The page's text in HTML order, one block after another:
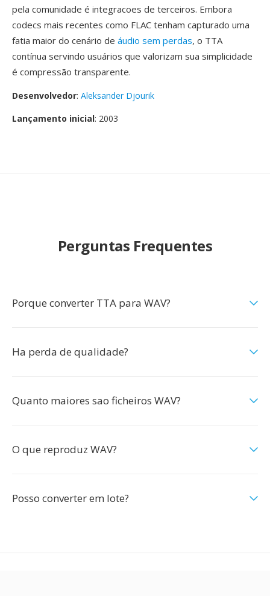
pela comunidade é integracoes de terceiros. Embora
codecs mais recentes como FLAC tenham capturado uma
fatia maior do cenário de áudio sem perdas, o TTA
contínua servindo usuários que valorizam sua simplicidade
é compressão transparente.
Desenvolvedor: Aleksander Djourik
Lançamento inicial: 2003
Perguntas Frequentes
Porque converter TTA para WAV?
Ha perda de qualidade?
Quanto maiores sao ficheiros WAV?
O que reproduz WAV?
Posso converter em lote?